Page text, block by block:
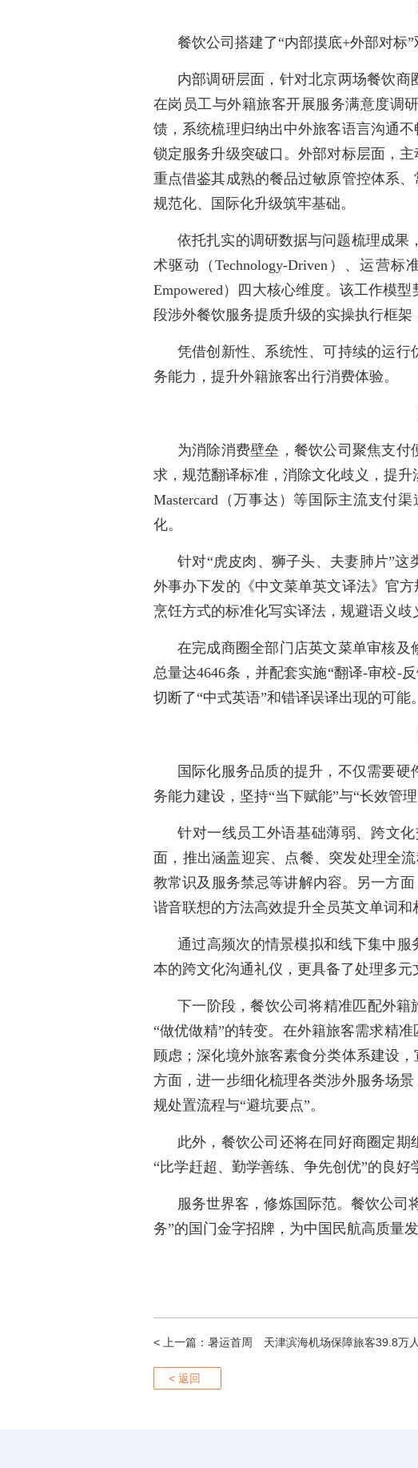
餐饮公司搭建了“内部摸底+外部对标
内部调研层面，针对北京两场餐饮
在岗员工与外籍旅客开展服务满意度调
馈，系统梳理归纳出中外旅客语言沟通
锁定服务升级突破口。外部对标层面，
重点借鉴其成熟的餐品过敏原管控体系
规范化、国际化升级筑牢基础。
依托扎实的调研数据与问题梳理成果
术驱动（Technology-Driven）、运营标
Empowered）四大核心维度。该工作模
段涉外餐饮服务提质升级的实操执行框架
凭借创新性、系统性、可持续的运
务能力，提升外籍旅客出行消费体验。
为消除消费壁垒，餐饮公司聚焦支
求，规范翻译标准，消除文化歧义，提
Mastercard（万事达）等国际主流支付
化。
针对“虎皮肉、狮子头、夫妻肺片”
外事办下发的《中文菜单英文译法》官
烹饪方式的标准化写实译法，规避语义
在完成商圈全部门店英文菜单审核
总量达4646条，并配套实施“翻译-审校-
切断了“中式英语”和错译误译出现的可
国际化服务品质的提升，不仅需要
务能力建设，坚持“当下赋能”与“长效管
针对一线员工外语基础薄弱、跨文
面，推出涵盖迎宾、点餐、突发处理全
教常识及服务禁忌等讲解内容。另一方
谐音联想的方法高效提升全员英文单词和
通过高频次的情景模拟和线下集中服
本的跨文化沟通礼仪，更具备了处理多
下一阶段，餐饮公司将精准匹配外籍
“做优做精”的转变。在外籍旅客需求精
顾虑；深化境外旅客素食分类体系建设
方面，进一步细化梳理各类涉外服务场
规处置流程与“避坑要点”。
此外，餐饮公司还将在同好商圈定
“比学赶超、勤学善练、争先创优”的良
服务世界客，修炼国际范。餐饮公司
务”的国门金字招牌，为中国民航高质量
< 上一篇： 暑运首周 天津滨海机场保障旅客39.8万
< 返回